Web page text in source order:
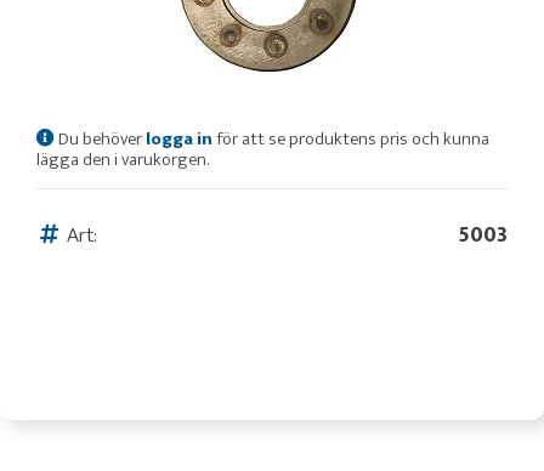
Du behöverlogga inför att se produktens pris och kunna
lägga den i varukorgen.
Art: 5003